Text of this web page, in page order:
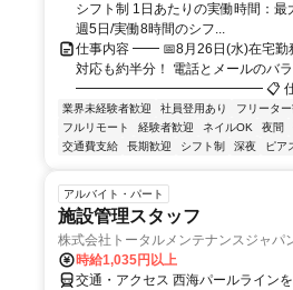
シフト制 1日あたりの実働時間：
週5日/実働8時間のシフ...
仕事内容 ━━ 📅8月26日(水)在宅
対応も約半分！ 電話とメールのバ
━━━━━━━━━━━━━━ 📋 仕
業界未経験者歓迎 社員登用あり フリータ
フルリモート
経験者歓迎 ネイルOK 夜間
交通費支給
長期歓迎 シフト制 深夜 ピア
アルバイト・パート
施設管理スタッフ
株式会社トータルメンテナンスジャパ
時給1,035円以上
交通・アクセス 西海パールライン